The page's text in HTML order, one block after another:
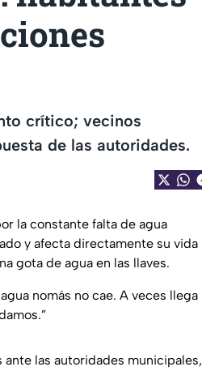
crítico; vecinos
de las autoridades.
la constante falta de agua
y afecta directamente su vida
gota de agua en las llaves.
nomás no cae. A veces llega
las autoridades municipales,